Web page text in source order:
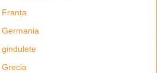
Franța
Germania
gindulete
Grecia